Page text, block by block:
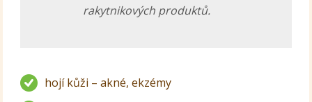
rakytnikových produktů.
hojí kůži – akné, ekzémy